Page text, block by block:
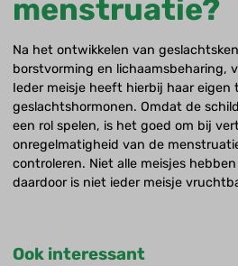
menstruatie?
Na het ontwikkelen van
borstvorming en lichaamsbeharing,
Ieder meisje heeft hierbij haar
geslachtshormonen. Omdat de
een rol spelen, is het goed om bij
onregelmatigheid van de
controleren. Niet alle meisjes
daardoor is niet ieder meisje
Ook interessant